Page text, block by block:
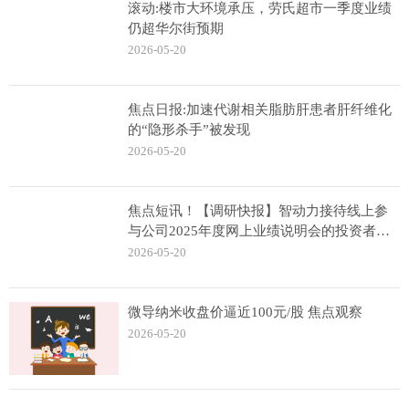
滚动:楼市大环境承压，劳氏超市一季度业绩
仍超华尔街预期
2026-05-20
焦点日报:加速代谢相关脂肪肝患者肝纤维化
的“隐形杀手”被发现
2026-05-20
焦点短讯！【调研快报】智动力接待线上参
与公司2025年度网上业绩说明会的投资者调
研
2026-05-20
微导纳米收盘价逼近100元/股 焦点观察
2026-05-20